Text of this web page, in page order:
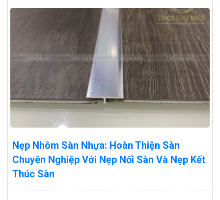
Nẹp Nhôm Sàn Nhựa: Hoàn Thiện Sàn
Chuyên Nghiệp Với Nẹp Nối Sàn Và Nẹp Kết
Thúc Sàn